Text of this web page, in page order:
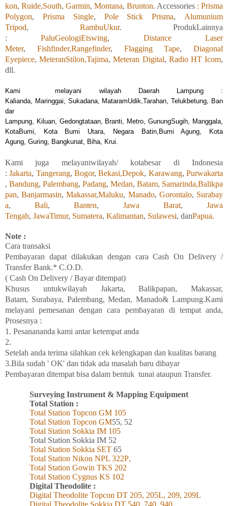
kon, Ruide,South, Garmin, Montana, Brunton. Accessories : Prisma
Polygon, Prisma Single, Pole Stick Prisma, Alumunium
Tripod, RambuUkur. ProdukLainnya
:PaluGeologiEtswing, Distance Laser
Meter, Fishfinder,Rangefinder, Flagging Tape, Diagonal
Eyepiece,MeteranStilon,Tajima,Meteran Digital, Radio HT Icom,
dll.
Kami
melayani wilayah Daerah Lampung :
Kalianda, Maringgai, Sukadana, MataramUdik,Tarahan, Telukbetung, Ban
dar
Lampung, Kiluan, Gedongtataan, Branti, Metro, GunungSugih, Manggala,
KotaBumi, Kota Bumi Utara, Negara Batin,Bumi Agung, Kota
Agung, Guring, Bangkunat, Biha, Krui.
Kamijuga melayaniwilayah/ kotabesar di Indonesia
:Jakarta, Tangerang,Bogor,Bekasi,Depok, Karawang,Purwakarta
, Bandung, Palembang, Padang, Medan, Batam, Samarinda,Balikpa
pan,Banjarmasin,Makassar,Maluku, Manado, Gorontalo, Surabay
a,Bali,Banten, Jawa Barat,Jawa
Tengah, JawaTimur, Sumatera, Kalimantan, Sulawesi, danPapua.
Note :
Cara transaksi
Pembayaran dapat dilakukan dengan cara Cash On Delivery /
Transfer Bank.* C.O.D.
( Cash On Delivery / Bayar ditempat)
Khusus
untukwilayah Jakarta, Balikpapan, Makassar,
Batam, Surabaya, Palembang, Medan,Manado& Lampung.Kami
melayani pemesanan dengan cara pembayaran di tempat anda,
Prosesnya :
1. Pesanananda kami antar ketempat anda
2.
Setelah anda terima silahkan cek kelengkapan dan kualitas barang
3.Bila sudah ' OK' dan tidak ada masalah baru dibayar
Pembayaran ditempat bisa dalam bentuk tunai ataupun Transfer.
Surveying Instrument & Mapping Equipment
Total Station :
Total Station Topcon GM 105
Total Station Topcon GM55, 52
Total Station Sokkia IM 105
Total Station Sokkia IM 52
Total Station Sokkia SET 65
Total Station Nikon NPL 322P,
Total Station Gowin TKS 202
Total Station Cygnus KS 102
Digital Theodolite :
Digital Theodolite Topcon DT 205, 205L, 209, 209L
Digital Theodolite Sokkia DT 540, 740, 940